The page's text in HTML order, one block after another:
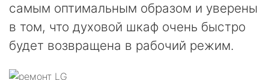
самым оптимальным образом и уверены
в том, что духовой шкаф очень быстро
будет возвращена в рабочий режим.